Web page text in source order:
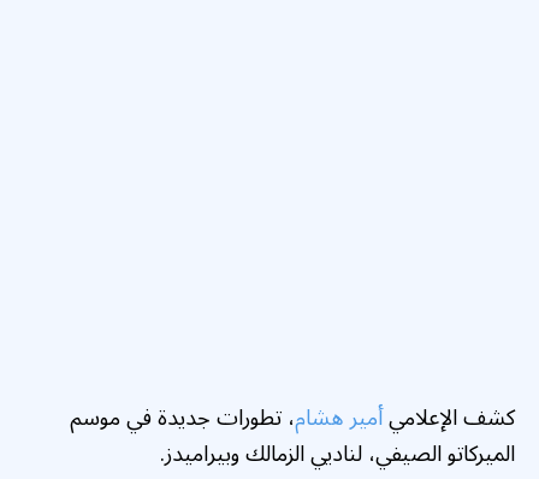
كشف الإعلاميأمير هشام، تطورات جديدة في موسم
الميركاتو الصيفي، لناديي الزمالك وبيراميدز.